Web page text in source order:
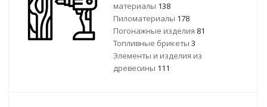
материалы 138
Пиломатериалы 178
Погонажные изделия 81
Топливные брикеты 3
Элементы и изделия из
древесины 111